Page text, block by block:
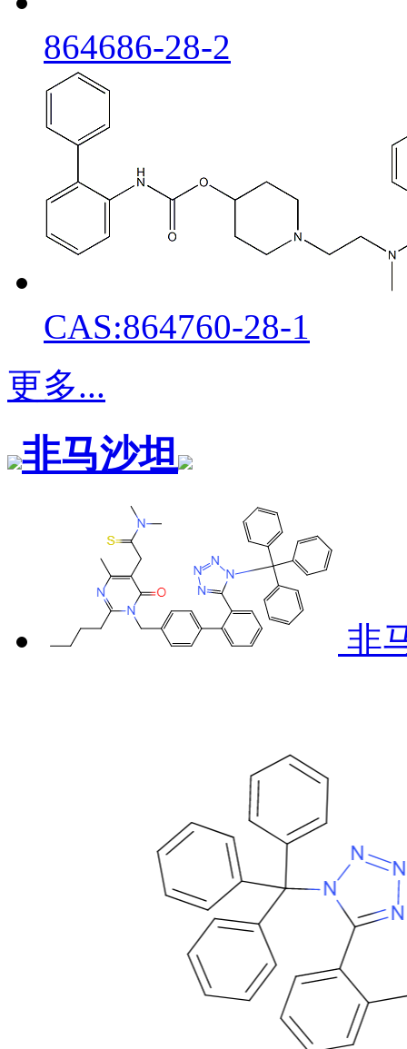
864686-28-2
CAS:864760-28-1
更多...
非马沙坦
非